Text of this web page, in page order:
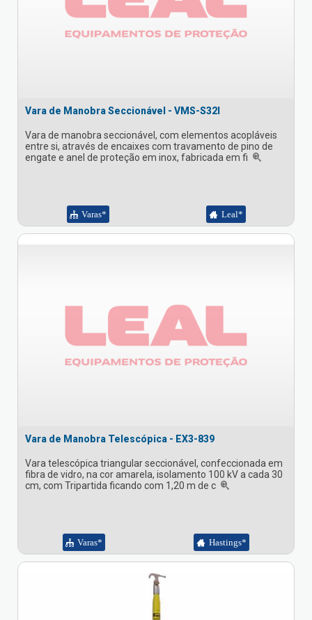
Vara de Manobra Seccionável - VMS-S32I
Vara de manobra seccionável, com elementos acopláveis
entre si, através de encaixes com travamento de pino de
engate e anel de proteção em inox, fabricada em fi
Varas* Leal*
Vara de Manobra Telescópica - EX3-839
Vara telescópica triangular seccionável, confeccionada em
fibra de vidro, na cor amarela, isolamento 100 kV a cada 30
cm, com Tripartida ficando com 1,20 m de c
Varas* Hastings*